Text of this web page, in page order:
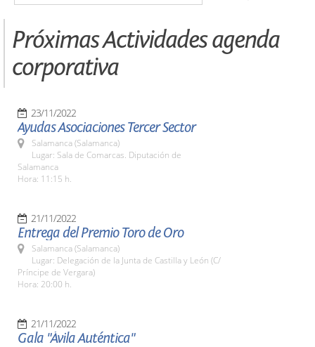
Próximas Actividades agenda
corporativa
23/11/2022
Ayudas Asociaciones Tercer Sector
Salamanca (Salamanca)
Lugar: Sala de Comarcas. Diputación de
Salamanca
Hora: 11:15 h.
21/11/2022
Entrega del Premio Toro de Oro
Salamanca (Salamanca)
Lugar: Delegación de la Junta de Castilla y León (C/
Príncipe de Vergara)
Hora: 20:00 h.
21/11/2022
Gala "Ávila Auténtica"